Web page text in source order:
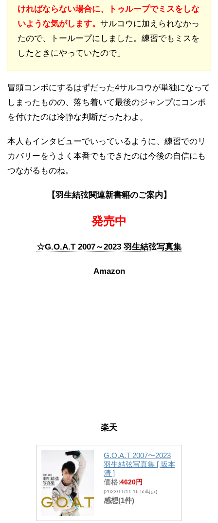
ければならない場合に、トゥループでミスをしな
いような気がします。 サルコウに加えられなかっ
たので、トーループにしました。練習でもミスを
したときにやっていたので」
冒頭コンボにするはずだった4サルコウが単独になって
しまったものの、落ち着いて最後のジャンプにコンボ
を付けたのは冷静な判断だったわよ。
本人もインタビューでいっているように、練習でのリ
カバリーをうまく本番でもできたのは今後の自信にも
つながるものね。
【羽生結弦関連新書籍のご案内】
発売中
☆G.O.A.T 2007～2023 羽生結弦写真集
Amazon
楽天
G.O.A.T 2007〜2023
羽生結弦写真集 [ 坂本
清 ]
価格:4620円
(2023/11/11 16:55時点)
感想(1件)